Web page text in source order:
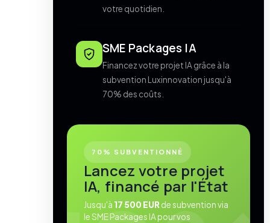
votre quotidien.
SME Packages IA
Financez votre projet IA grâce à la
subvention Luxinnovation jusqu'à
70% des coûts.
70% SUBVENTIONNÉ
Lancez votre projet
IA, financé par l'État
Jusqu'à 17 500 EUR de subvention via
le SME Packages IA pour vos